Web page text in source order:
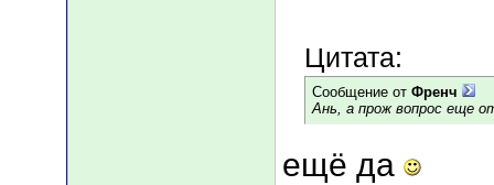
Цитата:
Сообщение от Френч
Ань, а прож вопрос еще
ещё да